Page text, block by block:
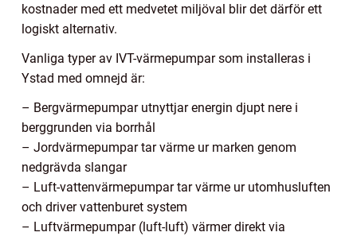
kostnader med ett medvetet miljöval blir det därför ett
logiskt alternativ.
Vanliga typer av IVT-värmepumpar som installeras i
Ystad med omnejd är:
– Bergvärmepumpar utnyttjar energin djupt nere i
berggrunden via borrhål
– Jordvärmepumpar tar värme ur marken genom
nedgrävda slangar
– Luft-vattenvärmepumpar tar värme ur utomhusluften
och driver vattenburet system
– Luftvärmepumpar (luft-luft) värmer direkt via